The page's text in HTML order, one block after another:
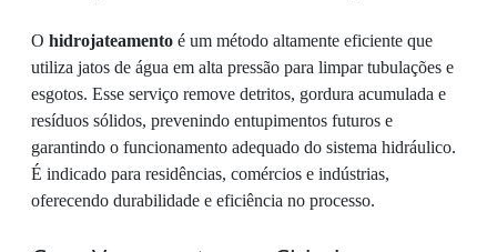
O hidrojateamento é um método altamente eficiente que
utiliza jatos de água em alta pressão para limpar tubulações e
esgotos. Esse serviço remove detritos, gordura acumulada e
resíduos sólidos, prevenindo entupimentos futuros e
garantindo o funcionamento adequado do sistema hidráulico.
É indicado para residências, comércios e indústrias,
oferecendo durabilidade e eficiência no processo.